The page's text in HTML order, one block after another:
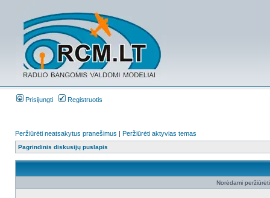
Prisijungti Registruotis
Peržiūrėti neatsakytus pranešimus | Peržiūrėti aktyvias temas
Pagrindinis diskusijų puslapis
Norėdami